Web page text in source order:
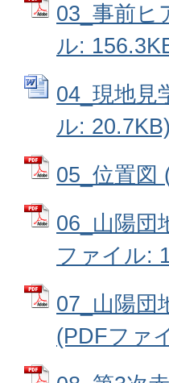
03_事前ヒ
ル:
04_現地見
ル: 20.7KB)
05_位置図
06_山陽団
ファイル:
07_山陽団
(PDFファ